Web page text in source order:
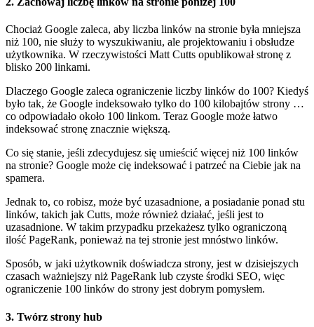
Chociaż Google zaleca, aby liczba linków na stronie była mniejsza
niż 100, nie służy to wyszukiwaniu, ale projektowaniu i obsłudze
użytkownika. W rzeczywistości Matt Cutts opublikował stronę z
blisko 200 linkami.
Dlaczego Google zaleca ograniczenie liczby linków do 100? Kiedyś
było tak, że Google indeksowało tylko do 100 kilobajtów strony …
co odpowiadało około 100 linkom. Teraz Google może łatwo
indeksować stronę znacznie większą.
Co się stanie, jeśli zdecydujesz się umieścić więcej niż 100 linków
na stronie? Google może cię indeksować i patrzeć na Ciebie jak na
spamera.
Jednak to, co robisz, może być uzasadnione, a posiadanie ponad stu
linków, takich jak Cutts, może również działać, jeśli jest to
uzasadnione. W takim przypadku przekażesz tylko ograniczoną
ilość PageRank, ponieważ na tej stronie jest mnóstwo linków.
Sposób, w jaki użytkownik doświadcza strony, jest w dzisiejszych
czasach ważniejszy niż PageRank lub czyste środki SEO, więc
ograniczenie 100 linków do strony jest dobrym pomysłem.
3. Twórz strony hub